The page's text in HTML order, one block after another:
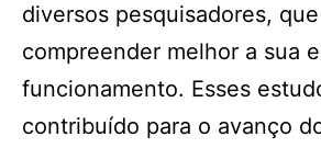
diversos pesquisadores,
compreender melhor a sua
funcionamento. Esses
contribuído para o avanço